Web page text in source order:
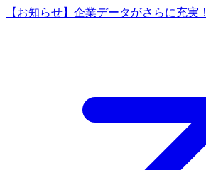
【お知らせ】企業データがさらに充実！